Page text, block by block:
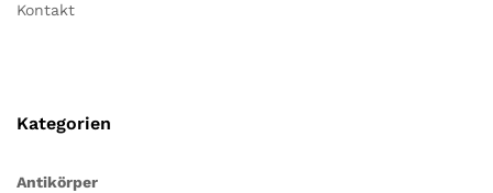
Kontakt
Kategorien
Antikörper